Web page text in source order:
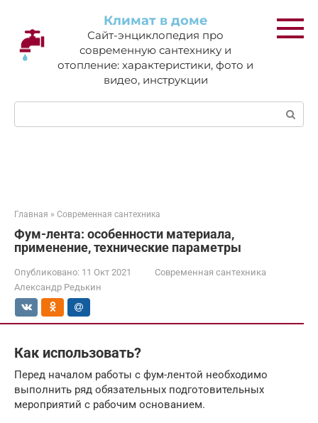
контенту
Климат в доме
Сайт-энциклопедия про
современную сантехнику и
отопление: характеристики, фото и
видео, инструкции
Поиск:
Главная » Современная сантехника
Фум-лента: особенности материала,
применение, технические параметры
Опубликовано: 11 Окт 2021
Современная сантехника
Александр Редькин
Как использовать?
Перед началом работы с фум-лентой необходимо
выполнить ряд обязательных подготовительных
мероприятий с рабочим основанием.